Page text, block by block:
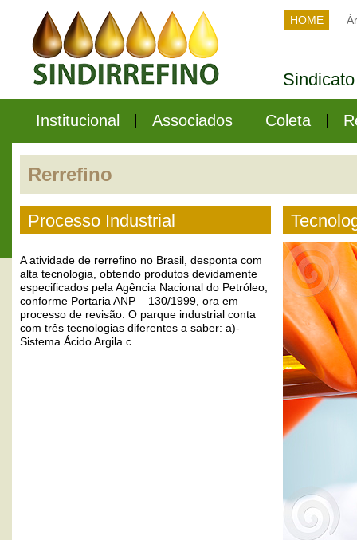
HOME
Institucional Associados Coleta
Rerrefino
Processo Industrial
A atividade de rerrefino no Brasil, desponta com
alta tecnologia, obtendo produtos devidamente
especificados pela Agência Nacional do Petróleo,
conforme Portaria ANP – 130/1999, ora em
processo de revisão. O parque industrial conta
com três tecnologias diferentes a saber: a)-
Sistema Ácido Argila c...